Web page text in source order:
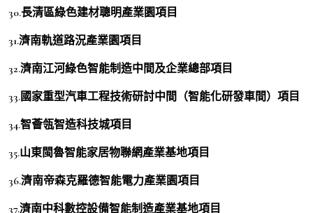
30.長清區綠色建材聰明產業園項目
31.濟南軌道路況產業園項目
32.濟南江河綠色智能制造中間及企業總部項目
33.國家重型汽車工程技術研討中間（智能化研發車間）項目
34.智薈瓴智造科技城項目
35.山東閩魯智能家居物聯網產業基地項目
36.濟南帝森克羅德智能電力產業園項目
37.濟南中科數控設備智能制造產業基地項目